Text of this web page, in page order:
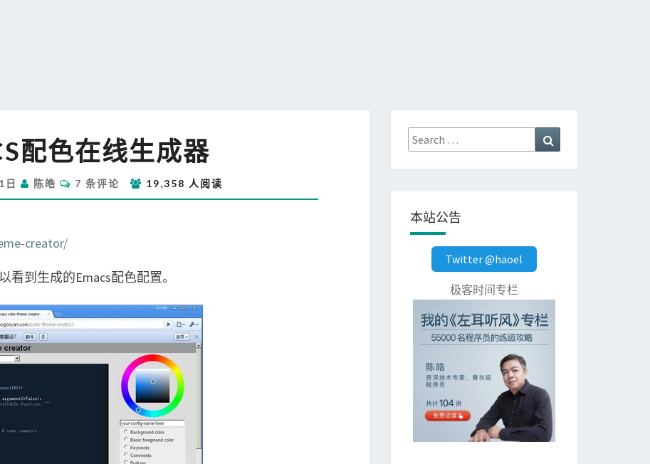
配
色
在
线
成
配色在线生成器
日 陈皓
评
论
7 条评论 19,358 人阅读
creator/
看到生成的Emacs配色配置。
Search
for:
本站公告
Twitter @haoel
极客时间专栏